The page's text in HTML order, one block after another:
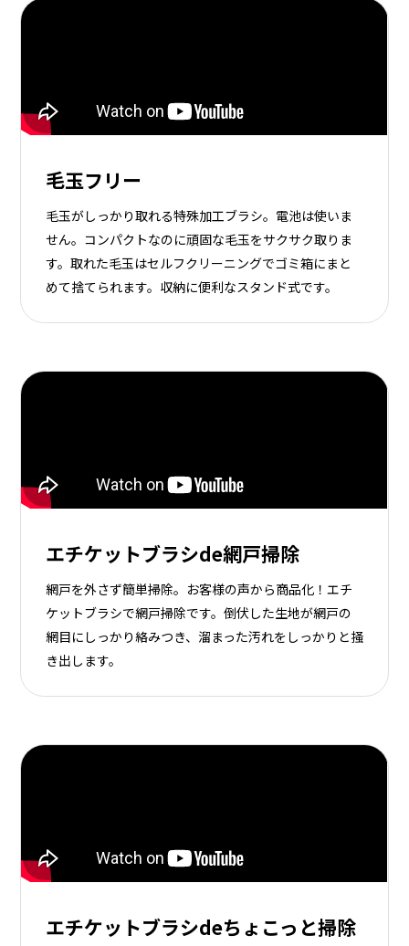
毛玉フリー
毛玉がしっかり取れる特殊加工ブラシ。電池は使いま
せん。コンパクトなのに頑固な毛玉をサクサク取りま
す。取れた毛玉はセルフクリーニングでゴミ箱にまと
めて捨てられます。収納に便利なスタンド式です。
エチケットブラシde網戸掃除
網戸を外さず簡単掃除。お客様の声から商品化！エチ
ケットブラシで網戸掃除です。倒伏した生地が網戸の
網目にしっかり絡みつき、溜まった汚れをしっかりと掻
き出します。
エチケットブラシdeちょこっと掃除